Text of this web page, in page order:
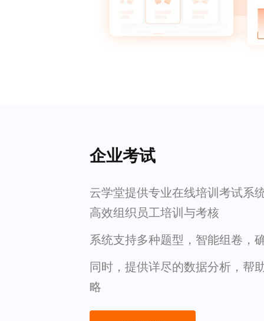
企业考试
云学堂提供专业在线培训考试系
高效组织员工培训与考核
系统支持多种题型，智能组卷，
同时，提供详尽的数据分析，帮
略